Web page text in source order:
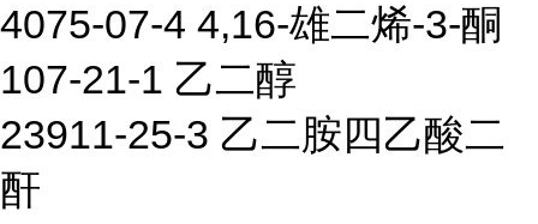
4075-07-4 4,16-雄二烯-3-酮
107-21-1 乙二醇
23911-25-3 乙二胺四乙酸二
酐